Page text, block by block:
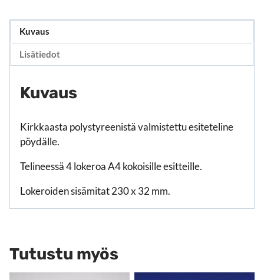
Kuvaus
Lisätiedot
Kuvaus
Kirkkaasta polystyreenistä valmistettu esiteteline
pöydälle.
Telineessä 4 lokeroa A4 kokoisille esitteille.
Lokeroiden sisämitat 230 x 32 mm.
Tutustu myös